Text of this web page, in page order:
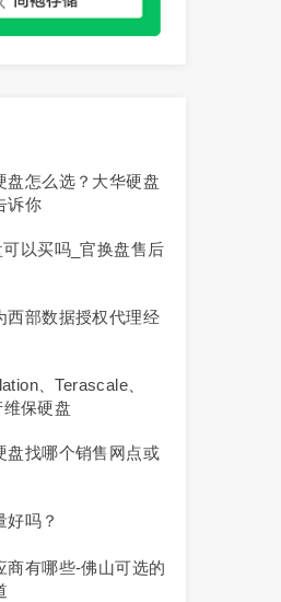
盘怎么选？大华硬盘
诉你
以买吗_官换盘售后
西部数据授权代理经
、Terascale、
保硬盘
盘找哪个销售网点或
好吗？
商有哪些-佛山可选的